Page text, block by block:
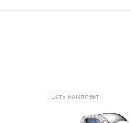
Есть комплект